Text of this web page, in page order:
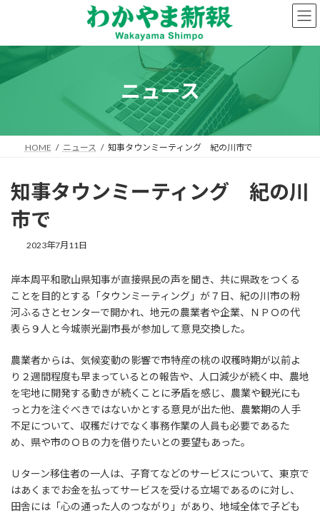
ン
へ
プ
ー
ョ
動
ニュース
HOME ニュース 知事タウンミーティング 紀の川市で
知事タウンミーティング 紀の川
市で
2023年7月11日
岸本周平和歌山県知事が直接県民の声を聞き、共に県政をつくる
ことを目的とする「タウンミーティング」が７日、紀の川市の粉
河ふるさとセンターで開かれ、地元の農業者や企業、ＮＰＯの代
表ら９人と今城崇光副市長が参加して意見交換した。
農業者からは、気候変動の影響で市特産の桃の収穫時期が以前よ
り２週間程度も早まっているとの報告や、人口減少が続く中、農地
を宅地に開発する動きが続くことに矛盾を感じ、農業や観光にも
っと力を注ぐべきではないかとする意見が出た他、農繁期の人手
不足について、収穫だけでなく事務作業の人員も必要であるた
め、県や市のＯＢの力を借りたいとの要望もあった。
Ｕターン移住者の一人は、子育てなどのサービスについて、東京で
はあくまでお金を払ってサービスを受ける立場であるのに対し、
田舎には「心の通った人のつながり」があり、地域全体で子ども